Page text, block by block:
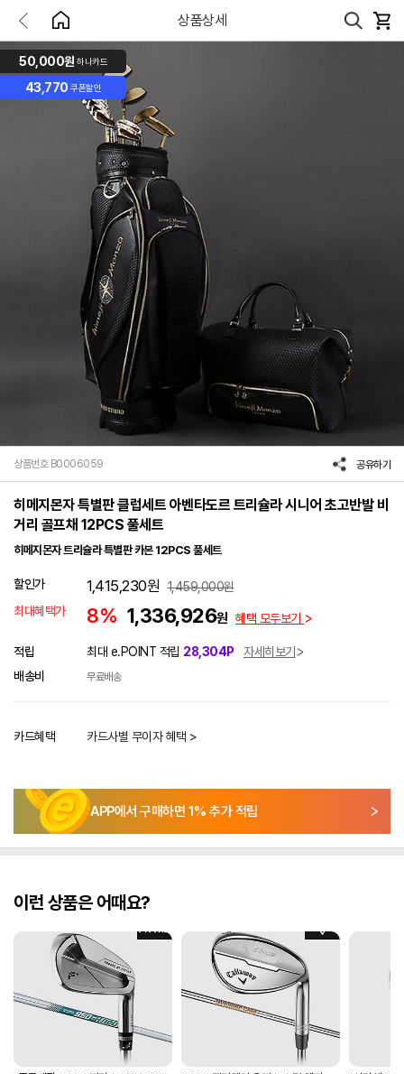
상품상세
50,000원 하나카드
43,770 쿠폰할인
상품번호 B0006059 공유하기
히메지몬자 특별판 클럽세트 아벤타도르 트리슐라 시니어 초고반발 비
거리 골프채 12PCS 풀세트
히메지몬자 트리슐라 특별판 카본 12PCS 풀세트
할인가 1,415,230원 1,459,000원
최대혜택가
8% 1,336,926원 혜택 모두보기
적립 최대 e.POINT 적립 28,304P
자세히보기
배송비
무료배송
카드혜택 카드사별 무이자 혜택 >
APP에서 구매하면 1% 추가 적립
이런 상품은 어때요?